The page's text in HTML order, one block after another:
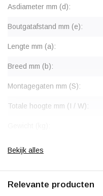
Asdiameter mm (d):
Boutgatafstand mm (e):
Lengte mm (a):
Breed mm (b):
Montagegaten mm (S):
Totale hoogte mm (I / W):
Bekijk alles
Relevante producten